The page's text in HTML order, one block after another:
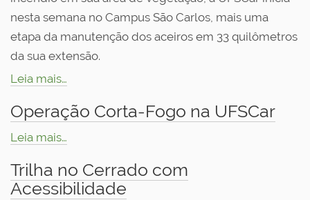
nesta semana no Campus São Carlos, mais uma
etapa da manutenção dos aceiros em 33 quilômetros
da sua extensão.
Leia mais…
Operação Corta-Fogo na UFSCar
Leia mais…
Trilha no Cerrado com
Acessibilidade